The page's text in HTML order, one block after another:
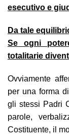
esecutivo e
Da tale
Se ogni
totalitarie
Ovviamente
per una forma
gli stessi Padri
parole,
Costituente, il